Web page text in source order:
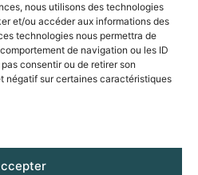
nous utilisons des technologies
et/ou accéder aux informations des
technologies nous permettra de
de navigation ou les ID
consentir ou de retirer son
négatif sur certaines caractéristiques